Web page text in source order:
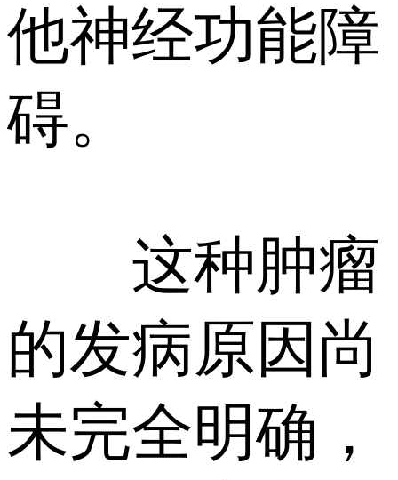
他神经功能障
碍。
这种肿瘤
的发病原因尚
未完全明确，